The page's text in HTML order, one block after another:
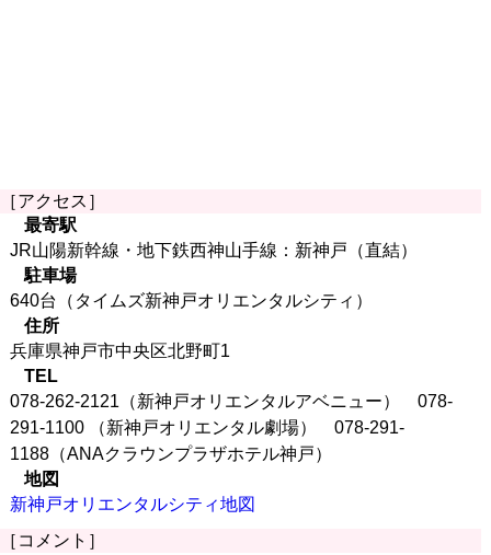
［アクセス］
最寄駅
JR山陽新幹線・地下鉄西神山手線：新神戸（直結）
駐車場
640台（タイムズ新神戸オリエンタルシティ）
住所
兵庫県神戸市中央区北野町1
TEL
078-262-2121（新神戸オリエンタルアベニュー） 078-
291-1100 （新神戸オリエンタル劇場） 078-291-
1188（ANAクラウンプラザホテル神戸）
地図
新神戸オリエンタルシティ地図
［コメント］